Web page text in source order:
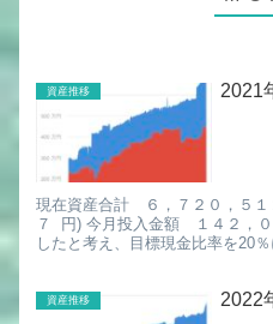
資産推移 2021
現在資産合計 ６，７２０，５
７ 円) 今月投入金額 １４２，
したと考え、目標現金比率を20
資産推移 2022